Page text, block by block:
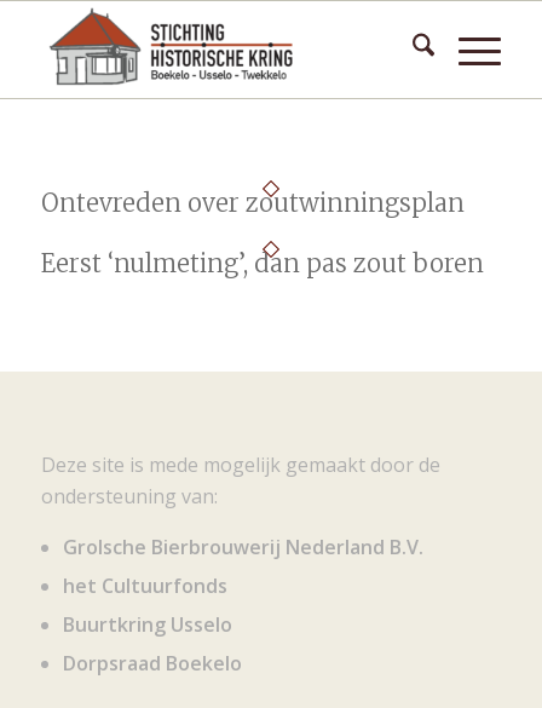
Ontevreden over zoutwinningsplan
Eerst ‘nulmeting’, dan pas zout boren
Deze site is mede mogelijk gemaakt door de
ondersteuning van:
Grolsche Bierbrouwerij Nederland B.V.
het Cultuurfonds
Buurtkring Usselo
Dorpsraad Boekelo